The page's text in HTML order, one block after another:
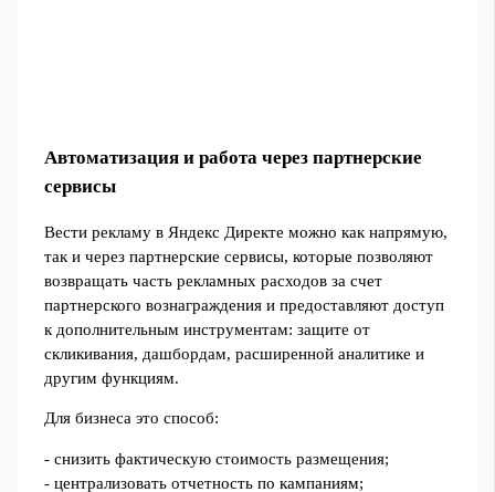
Автоматизация и работа через партнерские
сервисы
Вести рекламу в Яндекс Директе можно как напрямую,
так и через партнерские сервисы, которые позволяют
возвращать часть рекламных расходов за счет
партнерского вознаграждения и предоставляют доступ
к дополнительным инструментам: защите от
скликивания, дашбордам, расширенной аналитике и
другим функциям.
Для бизнеса это способ:
- снизить фактическую стоимость размещения;
- централизовать отчетность по кампаниям;